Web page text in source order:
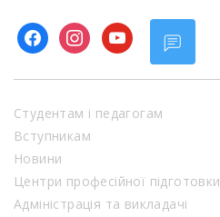
facebookinstagram
youtube
Студентам і педагогам
Вступникам
Новини
Центри професійної підготовки
Адміністрація та викладачі